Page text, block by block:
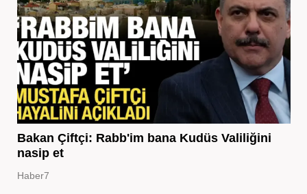
Bakan Çiftçi: Rabb'im bana Kudüs Valiliğini
nasip et
Haber7